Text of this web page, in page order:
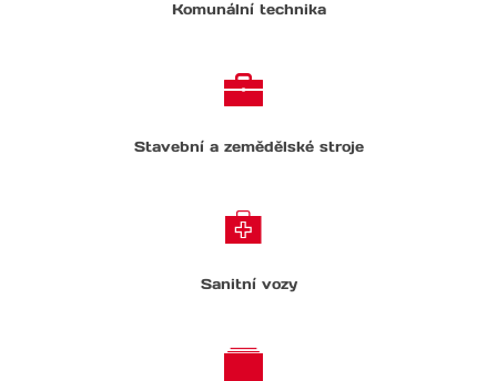
Komunální technika
Stavební a zemědělské stroje
Sanitní vozy